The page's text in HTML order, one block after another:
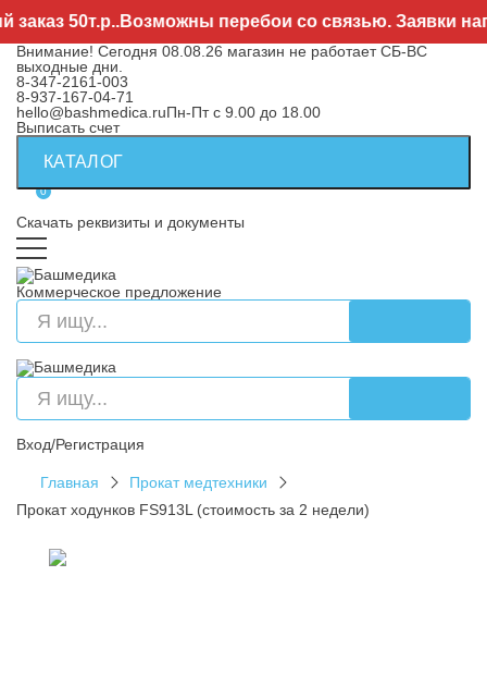
50т.р..Возможны перебои со связью. Заявки
Внимание! Сегодня 08.08.26 магазин не работает СБ-ВС
выходные дни.
8-347-2161-003
8-937-167-04-71
hello@bashmedica.ruПн-Пт с 9.00 до 18.00
Выписать счет
КАТАЛОГ
0
Скачать реквизиты и документы
Коммерческое предложение
Вход/Регистрация
Главная
Прокат медтехники
Прокат ходунков FS913L (стоимость за 2 недели)